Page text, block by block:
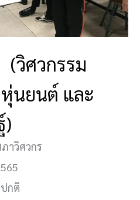
(วิศวกรรม
หุ่นยนต์ และ
าวิศวกร
กติ